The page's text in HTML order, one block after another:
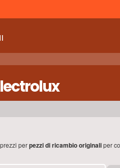
perpezzi di ricambio originaliper